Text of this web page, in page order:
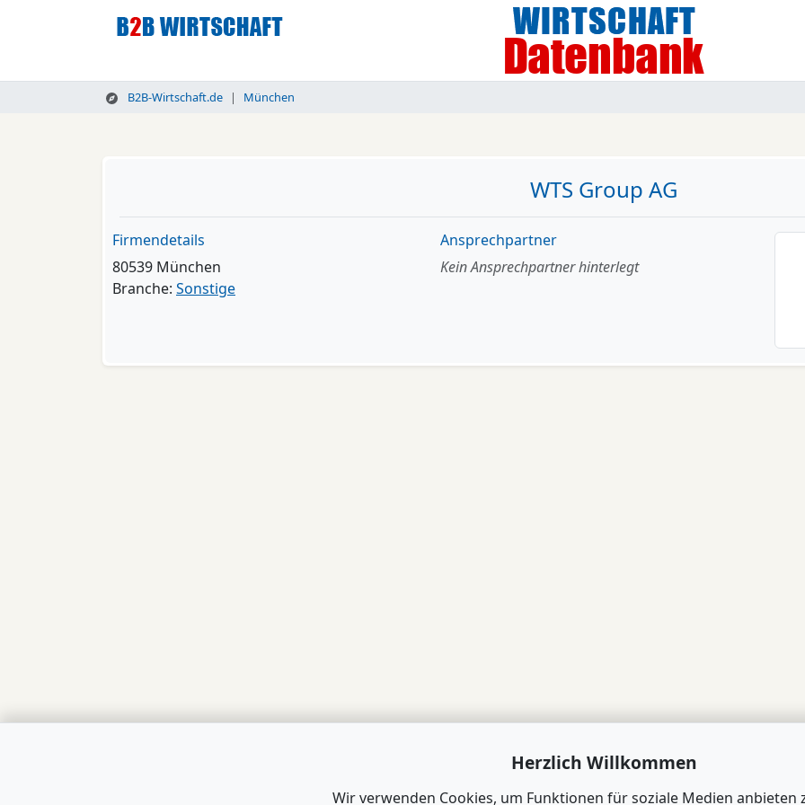
B2B-Wirtschaft.de München
WTS Group AG
Firmendetails
80539 München
Branche: Sonstige
Ansprechpartner
Kein Ansprechpartner hinterlegt
Herzlich Willkommen
Wir verwenden Cookies, um Funktionen für soziale Medien anbieten